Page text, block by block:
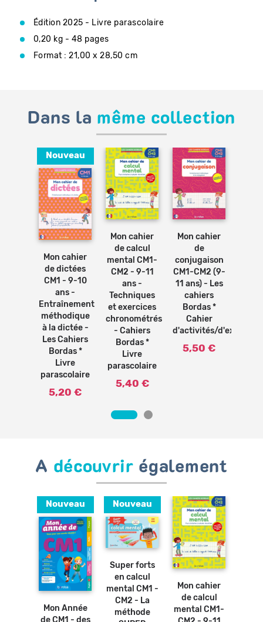
Édition 2025 - Livre parascolaire
0,20 kg - 48 pages
Format : 21,00 x 28,50 cm
Dans la même collection
Nouveau
Ajouter
au
Mon cahier
de dictées
CM1 - 9-10
ans -
Entraînement
méthodique
à la dictée -
Les Cahiers
Bordas *
Livre
parascolaire
5,20 €
Ajouter
au
Mon cahier
de calcul
mental CM1-
CM2 - 9-11
ans -
Techniques
et exercices
chronométrés
- Cahiers
Bordas *
Livre
parascolaire
5,40 €
Ajouter
au
Mon cahier
de
conjugaison
CM1-CM2 (9-
11 ans) - Les
cahiers
Bordas *
Cahier
d'activités/d'exercices
5,50 €
A découvrir également
Nouveau
Ajouter
au
Mon Année
de CM1 - des
Nouveau
Ajouter
au
Super forts
en calcul
mental CM1 -
CM2 - La
méthode
Ajouter
au
Mon cahier
de calcul
mental CM1-